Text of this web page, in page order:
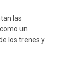
las
un
los trenes y